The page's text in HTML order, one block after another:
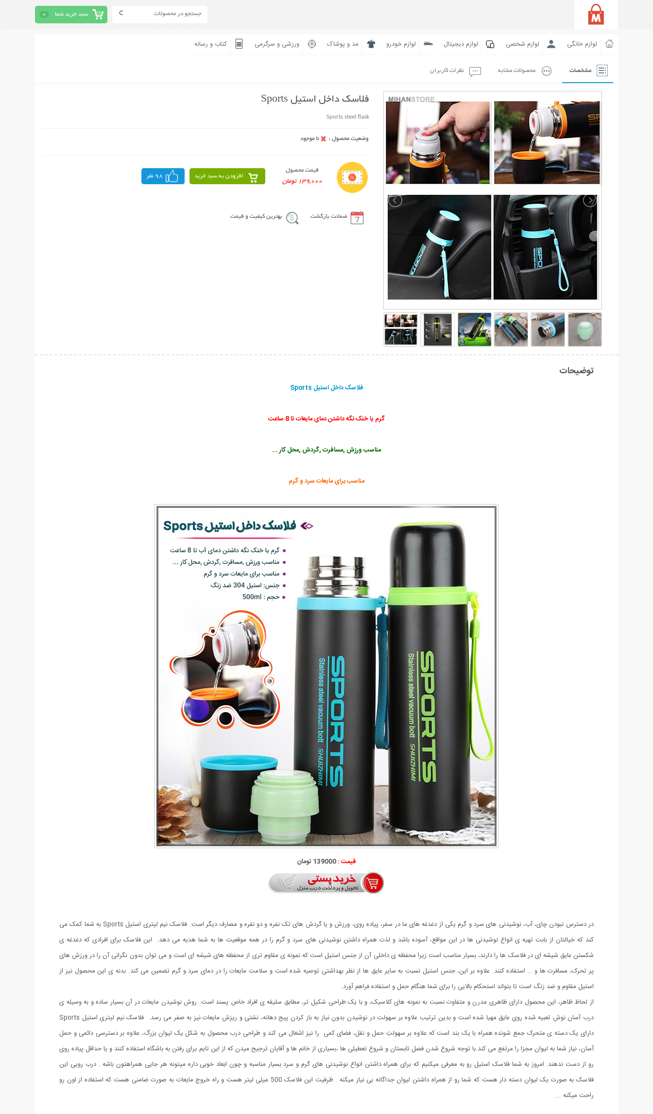
سبد خرید شما 0
لوازم خانگی لوازم شخصی لوازم دیجیتال لوازم خودرو مد و پوشاک ورزشی و سرگرمی کتاب و رسانه
مشخصات محصولات مشابه نظرات کاربران
فلاسک داخل استیل Sports
Sports steel flask
قیمت محصول
139,000 تومان
افزودن به سبد خرید 98 نفر
ضمانت بازگشت بهترین کیفیت و قیمت
توضیحات
فلاسک داخل استیل Sports
گرم یا خنک نگه داشتن دمای مایعات تا 8 ساعت
مناسب ورزش ,مسافرت ,گردش ,محل کار ...
مناسب برای مایعات سرد و گرم
قیمت :139000 تومان
در دسترس نبودن چای، آب، نوشیدنی های سرد و گرم یکی از دغدغه های ما در سفر، پیاده روی، ورزش و یا گردش های تک نفره و دو نفره و مصارف دیگر است. فلاسک نیم لیتری استیل Sports به شما کمک می
کند که خیالتان از بابت تهیه ی انواع نوشیدنی ها در این مواقع، آسوده باشد و لذت همراه داشتن نوشیدنی های سرد و گرم را در همه موقعیت ها به شما هدیه می دهد. این فلاسک برای افرادی که دغدغه ی
شکستن عایق شیشه ای در فلاسک ها را دارند، بسیار مناسب است زیرا محفظه ی داخلی آن از جنس استیل است که نمونه ی مقاوم تری از محفظه های شیشه ای است و می توان بدون نگرانی آن را در ورزش های
پر تحرک، مسافرت ها و … استفاده کنند. علاوه بر این، جنس استیل نسبت به سایر عایق ها از نظر بهداشتی توصیه شده است و سلامت مایعات را در دمای سرد و گرم تضمین می کند. بدنه ی این محصول نیز از
استیل مقاوم و ضد زنگ است تا بتواند استحکام بالایی را برای شما هنگام حمل و استفاده فراهم آورد.
از لحاظ ظاهر، این محصول دارای ظاهری مدرن و متفاوت نسبت به نمونه های کلاسیک، و با یک طراحی شکیل تر، مطابق سلیقه ی افراد خاص پسند است. روش نوشیدن مایعات در آن بسیار ساده و به وسیله ی
درب آسان نوش تعبیه شده روی عایق مهیا شده است و بدین ترتیب علاوه بر سهولت در نوشیدن بدون نیاز به باز کردن پیج دهانه، نشتی و ریزش مایعات نیز به صفر می رسد. فلاسک نیم لیتری استیل Sports
دارای یک دسته ی متحرک جمع شونده همراه با یک بند است که علاوه بر سهولتِ حمل و نقل، فضای کمی را نیز اشغال می کند و طراحی درب محصول به شکل یک لیوان بزرگ، علاوه بر دسترسی دائمی و حمل
آسان، نیاز شما به لیوان مجزا را مرتفع می کند.با توجه شروع شدن فصل تابستان و شروع تعطیلی ها ،بسیاری از خانم ها و آقایان ترجیح میدن که از این تایم برای رفتن به باشگاه استفاده کنند و یا حداقل پیاده روی
رو از دست ندهند. امروز به شما فلاسک استیل رو به معرفی میکنیم که برای همراه داشتن انواع نوشیدنی های گرم و سرد بسیار مناسبه و چون ابعاد خوبی داره میتونه هر جایی همراهتون باشه . درب رویی این
فلاسک به صورت یک لیوان دسته دار هست که شما رو از همراه داشتن لیوان جداگانه بی نیاز میکنه . ظرفیت این فلاسک 500 میلی لیتر هست و راه خروج مایعات به صورت ضامنی هست که استفاده از اون رو
راحت میکنه ...